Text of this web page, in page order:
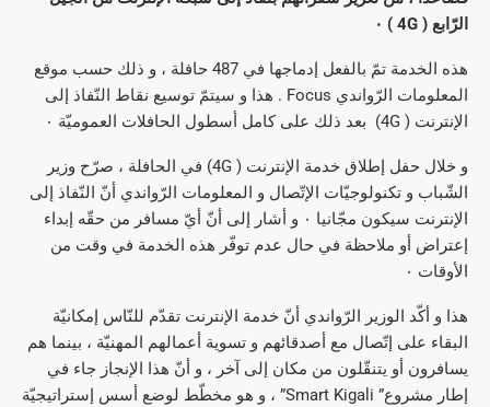
الرّابع ( 4G ) ٠
هذه الخدمة تمّ بالفعل إدماجها في 487 حافلة ، و ذلك حسب موقع
المعلومات الرّواندي Focus . هذا و سيتمّ توسيع نقاط النّفاذ إلى
الإنترنت ( 4G) بعد ذلك على كامل أسطول الحافلات العموميّة ٠
و خلال حفل إطلاق خدمة الإنترنت ( 4G) في الحافلة ، صرّح وزير
الشّباب و تكنولوجيّات الإتّصال و المعلومات الرّواندي أنّ النّفاذ إلى
الإنترنت سيكون مجّانيا ٠ و أشار إلى أنّ أيّ مسافر من حقّه إبداء
إعتراض أو ملاحظة في حال عدم توفّر هذه الخدمة في وقت من
الأوقات ٠
هذا و أكّد الوزير الرّواندي أنّ خدمة الإنترنت تقدّم للنّاس إمكانيّة
البقاء على إتّصال مع أصدقائهم و تسوية أعمالهم المهنيّة ، بينما هم
يسافرون أو يتنقّلون من مكان إلى آخر ، و أنّ هذا الإنجاز جاء في
إطار مشروع” Smart Kigali” ، و هو مخطّط لوضع أسس إستراتيجيّة